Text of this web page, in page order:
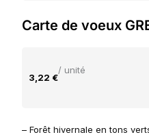
Carte de voeux
3,22 €
/ unité
– Forêt hivernale en tons